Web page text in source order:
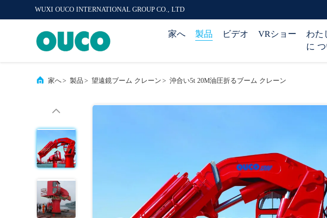
WUXI OUCO INTERNATIONAL GROUP CO., LTD
家へ 製品 ビデオ VRショー
わた
に
家へ> 製品 > 望遠鏡ブーム クレーン > 沖合い5t 20M油圧折るブーム クレーン